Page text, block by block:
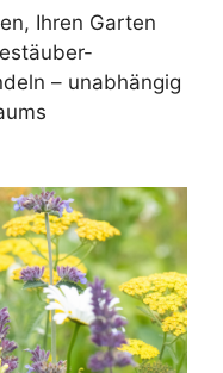
Ihren Garten
– unabhängig